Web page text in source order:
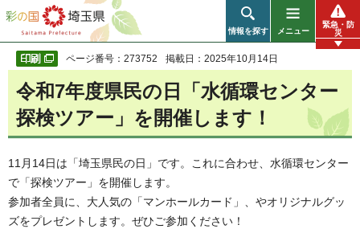
彩の国 埼玉県
情報を探す メニュー
緊急・防
災
ページ番号：273752 掲載日：2025年10月14日
令和7年度県民の日「水循環センター
探検ツアー」を開催します！
11月14日は「埼玉県民の日」です。これに合わせ、水循環センター
で「探検ツアー」を開催します。
参加者全員に、大人気の「マンホールカード」、やオリジナルグッ
ズをプレゼントします。ぜひご参加ください！